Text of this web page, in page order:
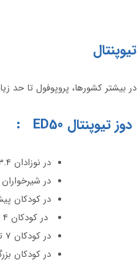
تيوپنتال
در بيشتر کشورها، پروپوفول تا حد
دوز تيوپنتال ED50 :
در نوزادان 3.4 ميلي گرم بر کيلوگرم
در شیرخواران 6 ميلي گرم بر کيلوگرم
در کودکان پيش دبستاني
در کودکان 4 تا 7 ساله 4.5 ميلي گرم بر کيلوگرم
در کودکان 7 تا 12 ساله 4.3 ميلي گرم بر کيلوگرم
در کودکان بزرگتر از 12 سال 4.1 ميلي